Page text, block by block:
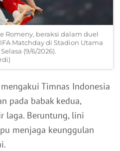
Romeny, beraksi dalam duel
Matchday di Stadion Utama
(9/6/2026).
Timnas Indonesia
pada babak kedua,
laga. Beruntung, lini
menjaga keunggulan